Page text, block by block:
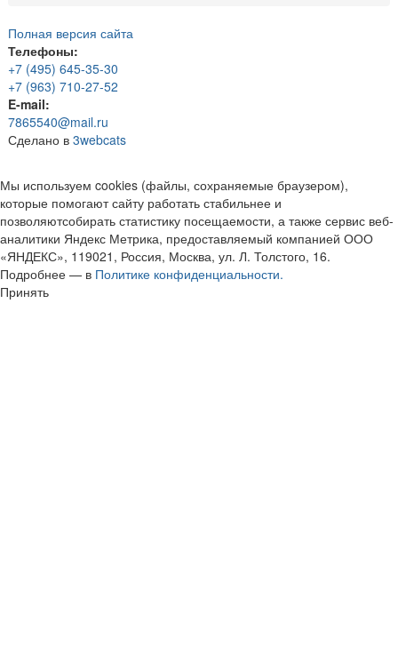
Полная версия сайта
Телефоны:
+7 (495) 645-35-30
+7 (963) 710-27-52
E-mail:
7865540@mail.ru
Сделано в 3webcats
Мы используем cookies (файлы, сохраняемые браузером),
которые помогают сайту работать стабильнее и
позволяютсобирать статистику посещаемости, а также сервис веб-
аналитики Яндекс Метрика, предоставляемый компанией ООО
«ЯНДЕКС», 119021, Россия, Москва, ул. Л. Толстого, 16.
Подробнее — в Политике конфиденциальности.
Принять